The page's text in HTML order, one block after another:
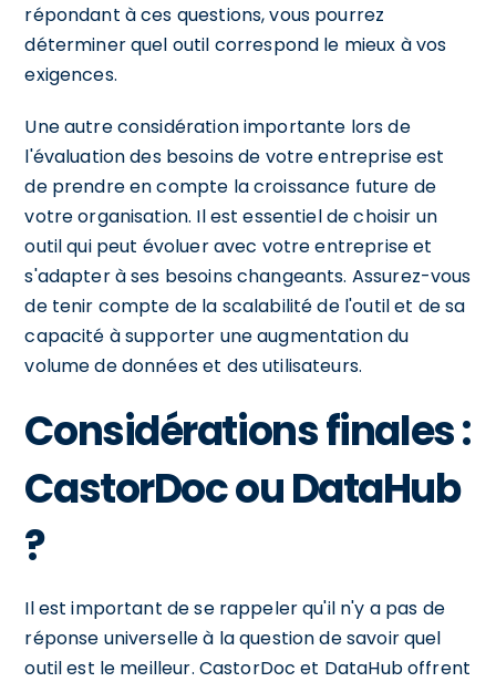
répondant à ces questions, vous pourrez
déterminer quel outil correspond le mieux à vos
exigences.
Une autre considération importante lors de
l'évaluation des besoins de votre entreprise est
de prendre en compte la croissance future de
votre organisation. Il est essentiel de choisir un
outil qui peut évoluer avec votre entreprise et
s'adapter à ses besoins changeants. Assurez-vous
de tenir compte de la scalabilité de l'outil et de sa
capacité à supporter une augmentation du
volume de données et des utilisateurs.
Considérations finales :
CastorDoc ou DataHub
?
Il est important de se rappeler qu'il n'y a pas de
réponse universelle à la question de savoir quel
outil est le meilleur. CastorDoc et DataHub offrent